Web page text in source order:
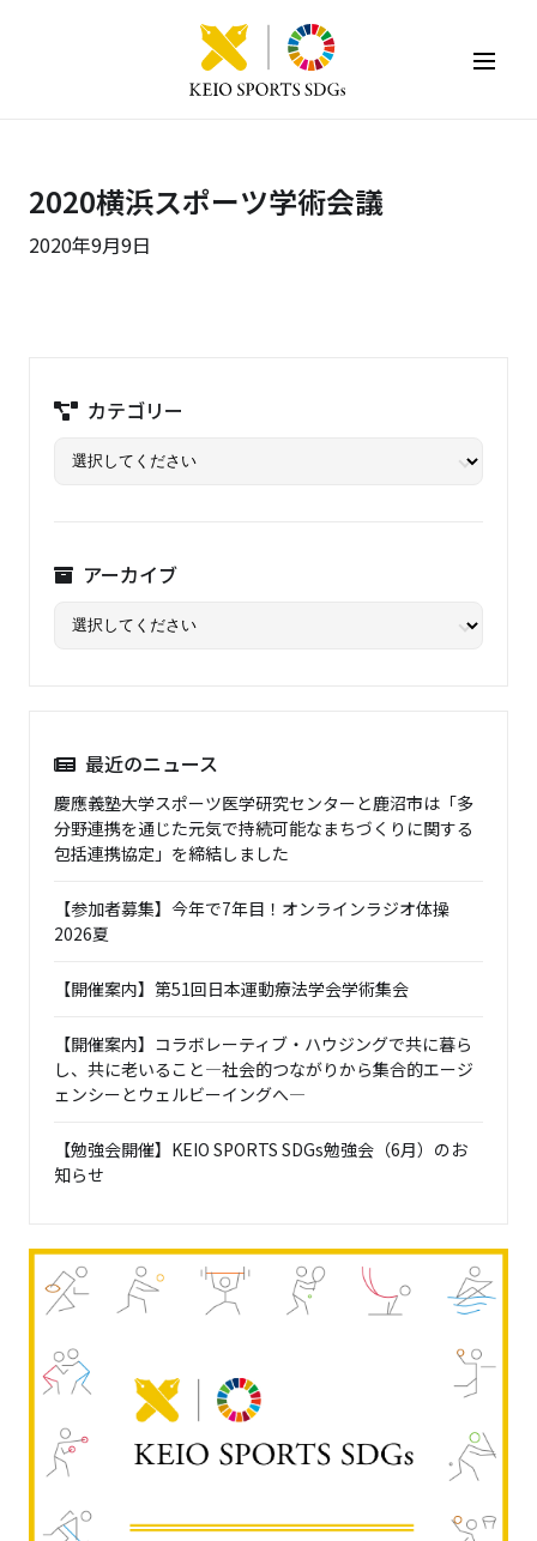
2020横浜スポーツ学術会議
2020年9月9日
カテゴリー
アーカイブ
最近のニュース
慶應義塾大学スポーツ医学研究センターと鹿沼市は「多
分野連携を通じた元気で持続可能なまちづくりに関する
包括連携協定」を締結しました
【参加者募集】今年で7年目！オンラインラジオ体操
2026夏
【開催案内】第51回日本運動療法学会学術集会
【開催案内】コラボレーティブ・ハウジングで共に暮ら
し、共に老いること―社会的つながりから集合的エージ
ェンシーとウェルビーイングへ―
【勉強会開催】KEIO SPORTS SDGs勉強会（6月）のお
知らせ